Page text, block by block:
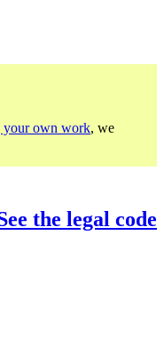
your own work, we
the legal code